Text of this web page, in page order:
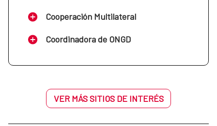
Cooperación Multilateral
Coordinadora de ONGD
VER MÁS SITIOS DE INTERÉS